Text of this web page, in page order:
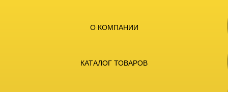
О КОМПАНИИ
КАТАЛОГ ТОВАРОВ